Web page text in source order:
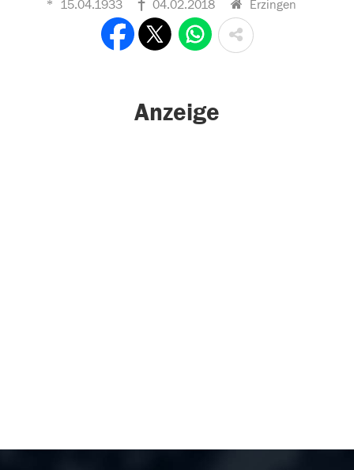
15.04.1933 04.02.2018 Erzingen
Anzeige